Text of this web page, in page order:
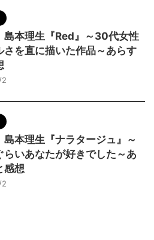
島本理生『Red』～30代女性
さを直に描いた作品～あらす
島本理生『ナラタージュ』～
らいあなたが好きでした～あ
感想